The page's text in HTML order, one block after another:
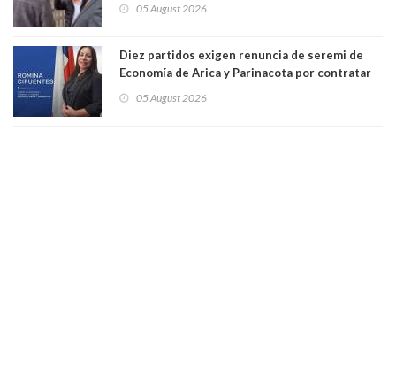
delegado nuevamente arrancando"
05 August 2026
Diez partidos exigen renuncia de seremi de
Economía de Arica y Parinacota por contratar
una militante de RN, detenida con 47 kilos de
05 August 2026